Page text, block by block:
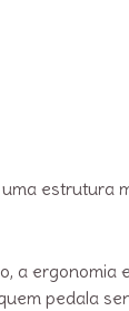
estrutura
a
pedala